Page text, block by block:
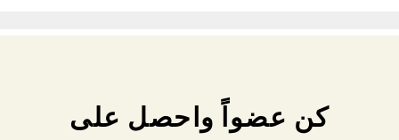
كن عضواً واحصل على